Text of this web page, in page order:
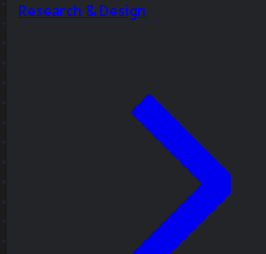
Research & Design